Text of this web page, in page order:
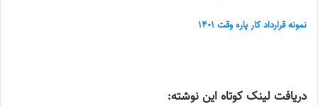
نمونه قرارداد کار پاره وقت ۱۴۰۱
دریافت لینک کوتاه این نوشته: